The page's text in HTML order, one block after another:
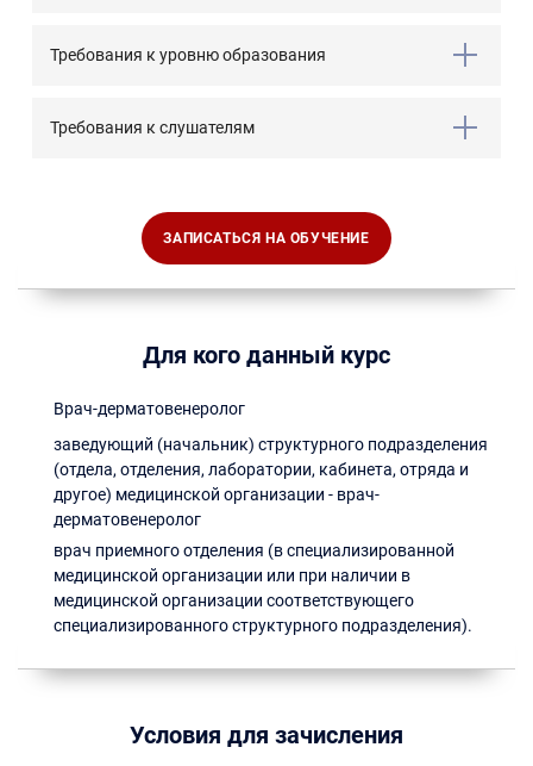
Требования к уровню образования
Требования к слушателям
ЗАПИСАТЬСЯ НА ОБУЧЕНИЕ
Для кого данный курс
Врач-дерматовенеролог
заведующий (начальник) структурного подразделения
(отдела, отделения, лаборатории, кабинета, отряда и
другое) медицинской организации - врач-
дерматовенеролог
врач приемного отделения (в специализированной
медицинской организации или при наличии в
медицинской организации соответствующего
специализированного структурного подразделения).
Условия для зачисления